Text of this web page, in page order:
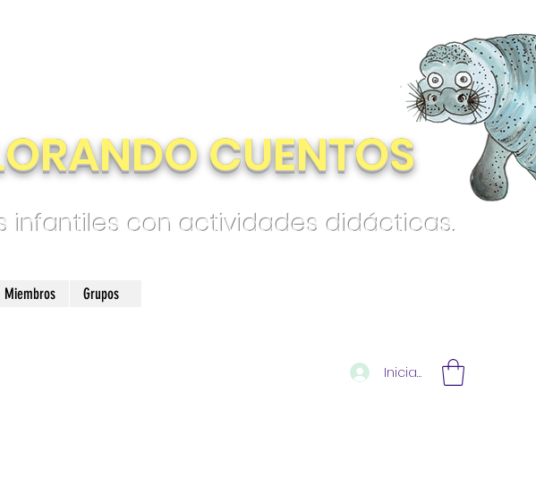
CUENTOS
infantiles con actividades didácticas.
Iniciar sesión
Miembros Grupos